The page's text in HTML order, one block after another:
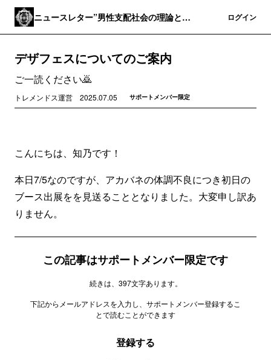
ニュースレター”男性支配社会の理論と実
ログイン
デザフェスについてのご案内
ご一読ください🙇
トレメンドス運営 2025.07.05 サポートメンバー限定
こんにちは、知乃です！
本日7/5なのですが、アカバネの体調不良につき初日の
ブース出展をを見送ることとなりました。大変申し訳あ
りません。
この記事はサポートメンバー限定です
続きは、397文字あります。
下記からメールアドレスを入力し、サポートメンバー登録するこ
とで読むことができます
登録する